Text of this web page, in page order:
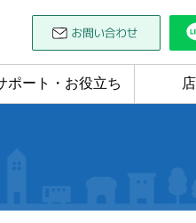
ポート・お役立ち